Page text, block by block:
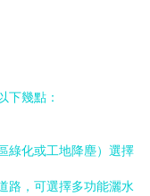
下幾點：
綠化或工地降塵）選擇
路，可選擇多功能灑水